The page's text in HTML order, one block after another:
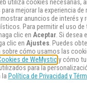
utiliza cookies necesarias,
mejorar la experiencia de
anuncios de interés y
Para permitir el uso
clic en Aceptar. Si desea
clic en Ajustes. Puedes
cómo usamos las
de WeMysticy cómo
para la
la Política de Privacidad y